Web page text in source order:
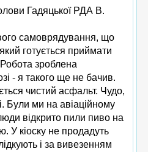
Гадяцької РДА В.
самоврядування, що
готується приймати
зроблена
- я такого ще не бачив.
чистий асфальт. Чудо,
Були ми на авіаційному
відкрито пили пиво на
У кіоску не продадуть
і за вивезенням